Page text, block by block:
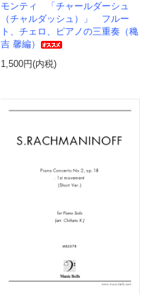
モンティ 「チャールダーシュ
（チャルダッシュ）」 フルー
ト、チェロ、ピアノの三重奏（穐
吉 馨編）
1,500円(内税)